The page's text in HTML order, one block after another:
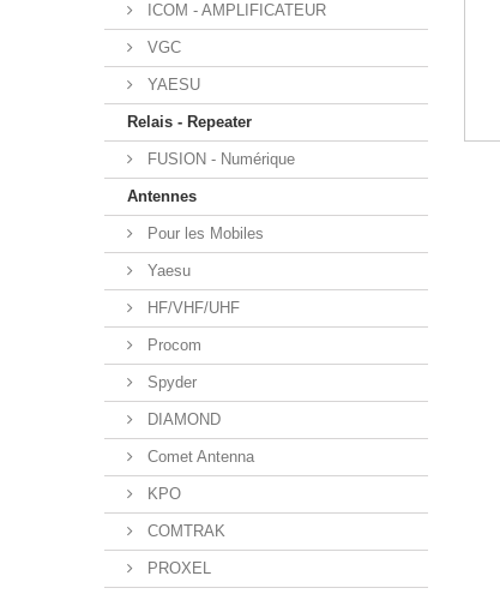
ICOM - AMPLIFICATEUR
VGC
YAESU
Relais - Repeater
FUSION - Numérique
Antennes
Pour les Mobiles
Yaesu
HF/VHF/UHF
Procom
Spyder
DIAMOND
Comet Antenna
KPO
COMTRAK
PROXEL